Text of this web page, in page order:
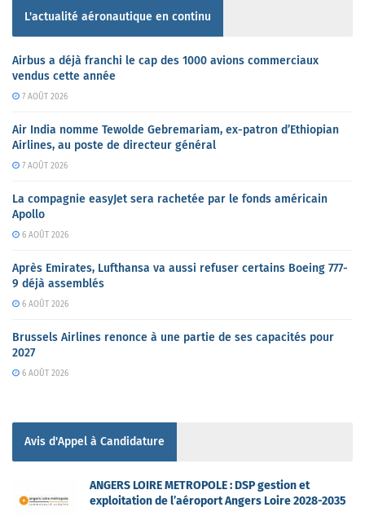
L'actualité aéronautique en continu
Airbus a déjà franchi le cap des 1000 avions commerciaux
vendus cette année
7 AOÛT 2026
Air India nomme Tewolde Gebremariam, ex-patron d’Ethiopian
Airlines, au poste de directeur général
7 AOÛT 2026
La compagnie easyJet sera rachetée par le fonds américain
Apollo
6 AOÛT 2026
Après Emirates, Lufthansa va aussi refuser certains Boeing 777-
9 déjà assemblés
6 AOÛT 2026
Brussels Airlines renonce à une partie de ses capacités pour
2027
6 AOÛT 2026
Avis d'Appel à Candidature
ANGERS LOIRE METROPOLE : DSP gestion et
exploitation de l’aéroport Angers Loire 2028-2035